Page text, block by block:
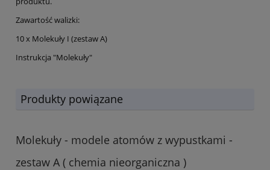
Zawartość walizki:
10 x Molekuły I (zestaw A)
Instrukcja "Molekuły"
Produkty powiązane
Molekuły - modele atomów z wypustkami -
zestaw A ( chemia nieorganiczna )